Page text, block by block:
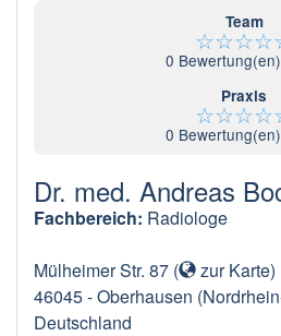
Team
☆☆☆☆
0
Praxis
☆☆☆☆
0
Dr. med. Andreas
Fachbereich: Radiologe
Mülheimer Str. 87 ( zur Karte)
46045-Oberhausen
Deutschland